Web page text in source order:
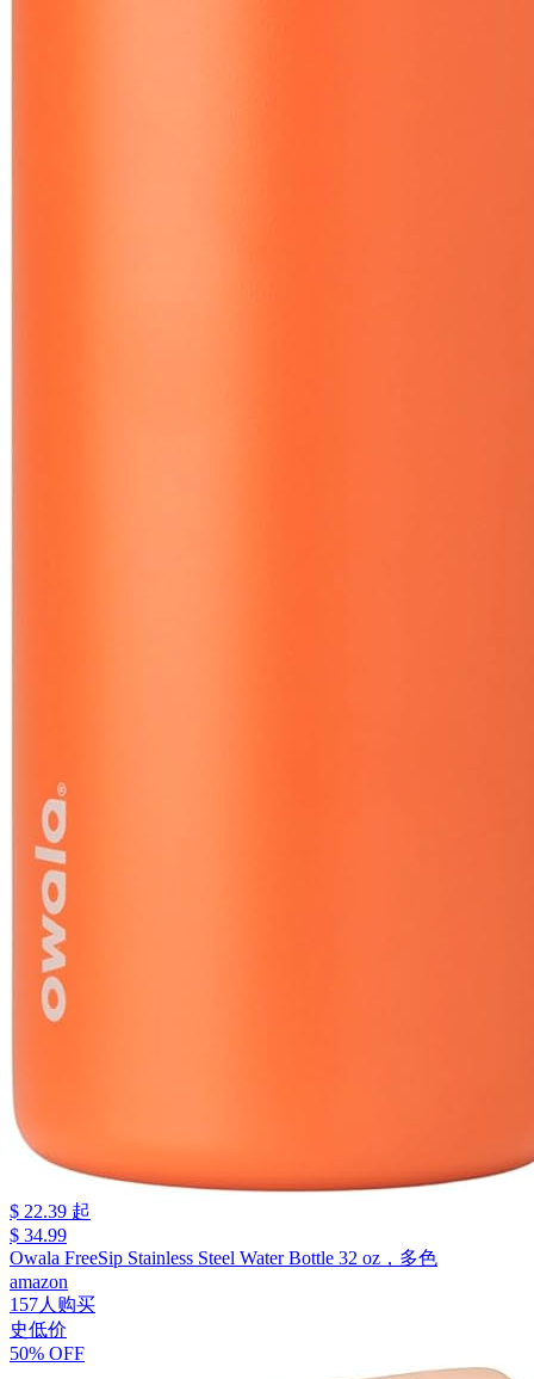
$ 22.39 起
$ 34.99
Owala FreeSip Stainless Steel Water Bottle 32 oz，多色
amazon
157人购买
史低价
50% OFF